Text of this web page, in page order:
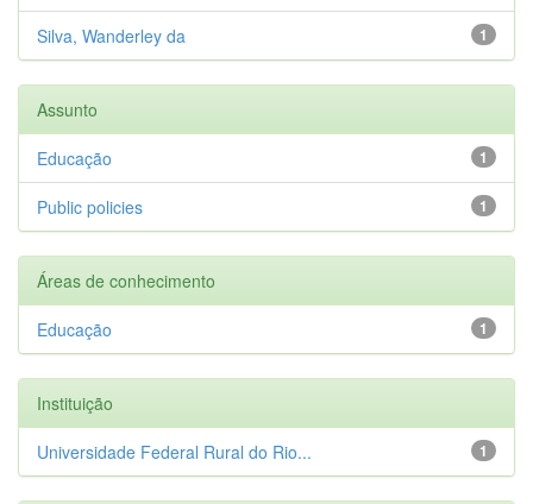
1
Silva, Wanderley da
Assunto
1
Educação
1
Public policies
Áreas de conhecimento
1
Educação
Instituição
1
Universidade Federal Rural do Rio...